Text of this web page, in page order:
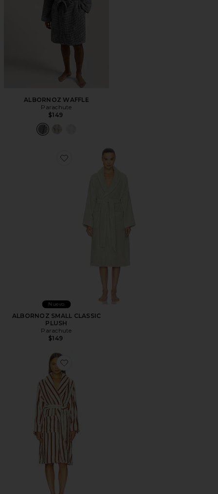
ALBORNOZ WAFFLE
Parachute
$149
Favorite ALBORNOZ SMALL CLASSIC PLUSH
Nuevo
ALBORNOZ SMALL CLASSIC
PLUSH
Parachute
$149
Favorite ALBORNOZ